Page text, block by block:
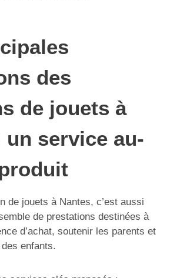
des
de jouets à
un service au-
de jouets à Nantes, c’est aussi
de prestations destinées à
d’achat, soutenir les parents et
enfants.